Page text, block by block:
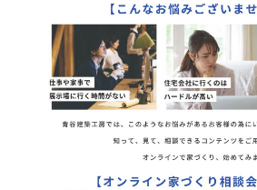
お客様の声
ブログ
会社案内